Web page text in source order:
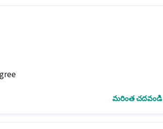
మరింత చదవండి